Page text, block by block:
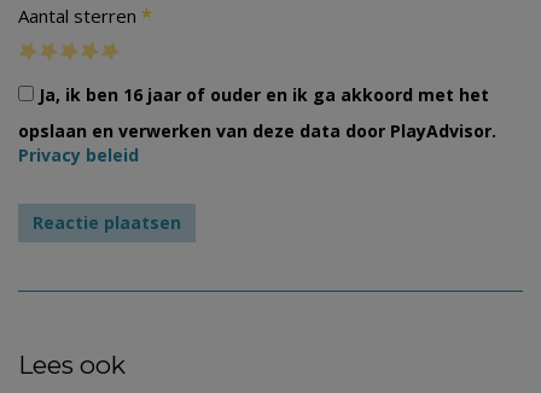
Aantal sterren *
Ja, ik ben 16 jaar of ouder en ik ga akkoord met het
opslaan en verwerken van deze data door PlayAdvisor.
Privacy beleid
Lees ook